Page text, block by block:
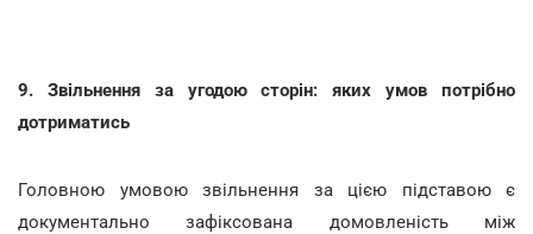
9. Звільнення за угодою сторін: яких умов потрібно
дотриматись
Головною умовою звільнення за цією підставою є
документально зафіксована домовленість між